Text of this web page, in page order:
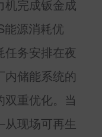
机完成钣金成
能源消耗优
任务安排在夜
内储能系统的
重优化。当
现场可再生